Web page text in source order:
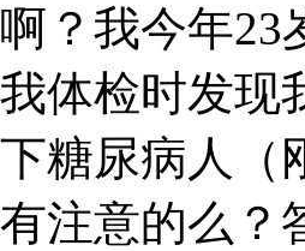
啊？我今年23
我体检时发现
下糖尿病人（
有注意的么？